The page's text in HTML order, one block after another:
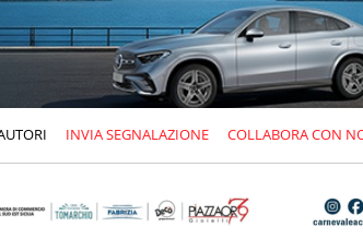
INVIA SEGNALAZIONE COLLABORA CON